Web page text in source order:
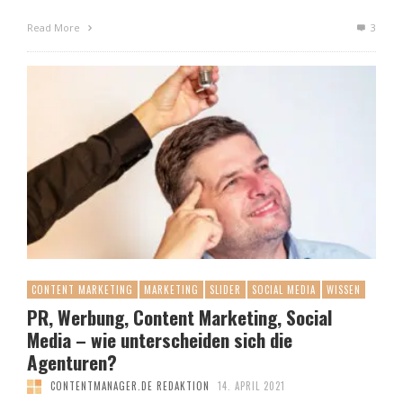
Read More 3
CONTENT MARKETING MARKETING SLIDER SOCIAL MEDIA WISSEN
PR, Werbung, Content Marketing, Social
Media – wie unterscheiden sich die
Agenturen?
CONTENTMANAGER.DE REDAKTION 14. APRIL 2021